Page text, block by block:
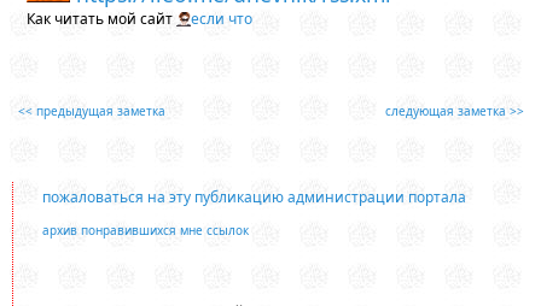
Как читать мой сайт если что
<< предыдущая заметка следующая заметка >>
пожаловаться на эту публикацию администрации портала
архив понравившихся мне ссылок